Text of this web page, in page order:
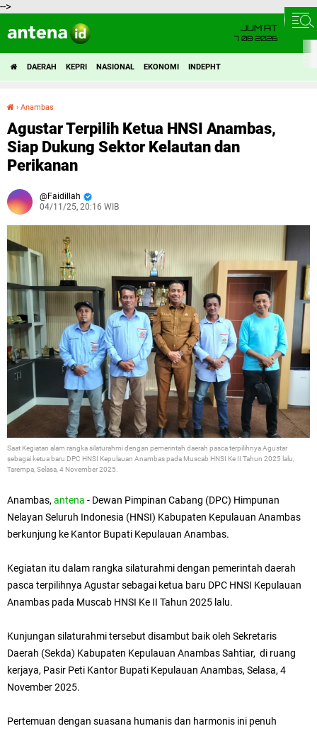
-->
JUM'AT
7 08 2026
DAERAH KEPRI NASIONAL EKONOMI INDEPHT
› Anambas
Agustar Terpilih Ketua HNSI Anambas,
Siap Dukung Sektor Kelautan dan
Perikanan
Faidillah
04/11/25, 20:16 WIB
Saat Kegiatan alam rangkasilaturahmi dengan pemerintah daerah pasca terpilihnya Agustar
sebagai ketua baru DPC HNSI Kepulauan Anambas pada Muscab HNSI Ke II Tahun 2025 lalu,
Tarempa, Selasa, 4 November 2025.
Anambas, antena - Dewan Pimpinan Cabang (DPC) Himpunan
Nelayan Seluruh Indonesia (HNSI) Kabupaten Kepulauan Anambas
berkunjung ke Kantor Bupati Kepulauan Anambas.
Kegiatan itu dalam rangka silaturahmi dengan pemerintah daerah
pasca terpilihnya Agustar sebagai ketua baru DPC HNSI Kepulauan
Anambas pada Muscab HNSI Ke II Tahun 2025 lalu.
Kunjungan silaturahmi tersebut disambut baik oleh Sekretaris
Daerah (Sekda) Kabupaten Kepulauan Anambas Sahtiar, di ruang
kerjaya, Pasir Peti Kantor Bupati Kepulauan Anambas, Selasa, 4
November 2025.
Pertemuan dengan suasana humanis dan harmonis ini penuh